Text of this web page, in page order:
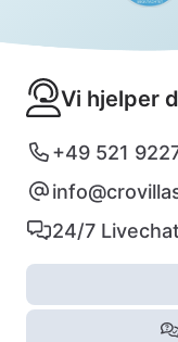
Vi hjelper
+49 521
24/7 Livechat